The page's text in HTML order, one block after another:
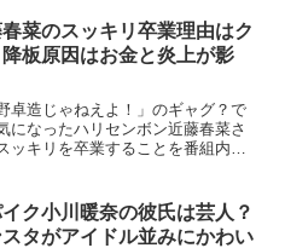
博之さん。そんな宮迫さん、息子
芸人を目指...
菜のスッキリ卒業理由はク
降板原因はお金と炎上が影
卓造じゃねえよ！」のギャグ？で
になったハリセンボン近藤春菜さ
ッキリを卒業することを番組内で
ったと話していたんですが、本当
なんでしょうか？過...
イク小川暖奈の彼氏は芸人？
タがアイドル並みにかわい